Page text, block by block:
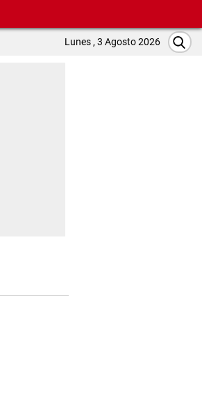
Lunes , 3 Agosto 2026